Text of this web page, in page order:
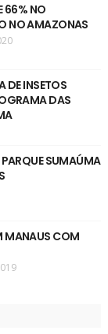
66% NO
NO AMAZONAS
DE INSETOS
DAS
SUMAÚMA
MANAUS COM